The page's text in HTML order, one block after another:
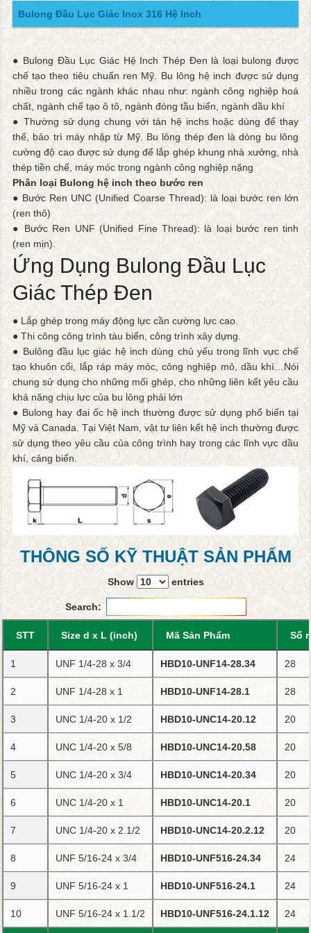
Bulong Đầu Lục Giác Inox 316 Hệ Inch
● Bulong Đầu Lục Giác Hệ Inch Thép Đen là loại bulong được
chế tạo theo tiêu chuẩn ren Mỹ. Bu lông hệ inch được sử dụng
nhiều trong các ngành khác nhau như: ngành công nghiệp hoá
chất, ngành chế tạo ô tô, ngành đóng tầu biển, ngành dầu khí
● Thường sử dụng chung với tán hệ inchs hoặc dùng để thay
thế, bảo trì máy nhập từ Mỹ. Bu lông thép đen là dòng bu lông
cường độ cao được sử dụng để lắp ghép khung nhà xưởng, nhà
thép tiền chế, máy móc trong ngành công nghiệp nặng
Phân loại Bulong hệ inch theo bước ren
● Bước Ren UNC (Unified Coarse Thread): là loại bước ren lớn
(ren thô)
● Bước Ren UNF (Unified Fine Thread): là loại bước ren tinh
(ren mịn).
Ứng Dụng Bulong Đầu Lục
Giác Thép Đen
● Lắp ghép trong máy động lực cần cường lực cao.
● Thi công công trình tàu biển, công trình xây dựng.
● Bulông đầu lục giác hệ inch dùng chủ yếu trong lĩnh vực chế
tạo khuôn cối, lắp ráp máy móc, công nghiệp mỏ, dầu khí…Nói
chung sử dụng cho những mối ghép, cho những liên kết yêu cầu
khả năng chịu lực của bu lông phải lớn
● Bulong hay đai ốc hệ inch thường được sử dụng phổ biến tại
Mỹ và Canada. Tại Việt Nam, vật tư liên kết hệ inch thường được
sử dụng theo yêu cầu của công trình hay trong các lĩnh vực dầu
khí, cảng biển.
THÔNG SỐ KỸ THUẬT SẢN PHẨM
Show entries
Search:
STT Size d x L (inch) Mã Sản Phẩm Số
1 UNF 1/4-28 x 3/4 HBD10-UNF14-28.34 28
2 UNF 1/4-28 x 1 HBD10-UNF14-28.1 28
3 UNC 1/4-20 x 1/2 HBD10-UNC14-20.12 20
4 UNC 1/4-20 x 5/8 HBD10-UNC14-20.58 20
5 UNC 1/4-20 x 3/4 HBD10-UNC14-20.34 20
6 UNC 1/4-20 x 1 HBD10-UNC14-20.1 20
7 UNC 1/4-20 x 2.1/2 HBD10-UNC14-20.2.12 20
8 UNF 5/16-24 x 3/4 HBD10-UNF516-24.34 24
9 UNF 5/16-24 x 1 HBD10-UNF516-24.1 24
10 UNF 5/16-24 x 1.1/2 HBD10-UNF516-24.1.12 24